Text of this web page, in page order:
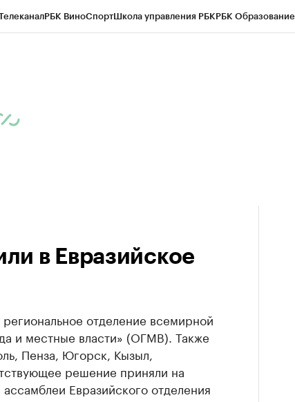
РБК ВиноСпортШкола управления РБКРБК Образование
в Евразийское
отделение всемирной
и местные власти» (ОГМВ). Также
Пенза, Югорск, Кызыл,
решение приняли на
Евразийского отделения